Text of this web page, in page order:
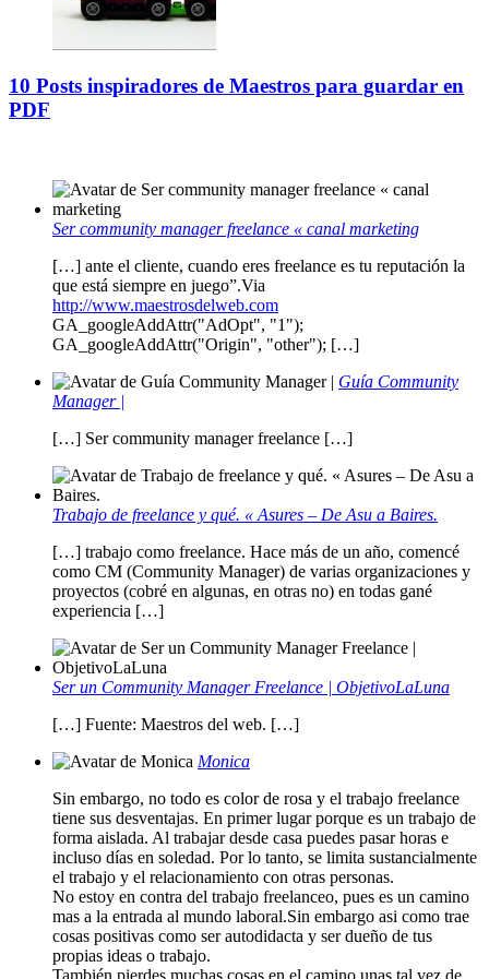
10 Posts inspiradores de Maestros para guardar en
PDF
Ser community manager freelance « canal marketing
[…] ante el cliente, cuando eres freelance es tu reputación la
que está siempre en juego”.Via
http://www.maestrosdelweb.com
GA_googleAddAttr("AdOpt", "1");
GA_googleAddAttr("Origin", "other"); […]
Guía Community
Manager |
[…] Ser community manager freelance […]
Trabajo de freelance y qué. « Asures – De Asu a Baires.
[…] trabajo como freelance. Hace más de un año, comencé
como CM (Community Manager) de varias organizaciones y
proyectos (cobré en algunas, en otras no) en todas gané
experiencia […]
Ser un Community Manager Freelance | ObjetivoLaLuna
[…] Fuente: Maestros del web. […]
Monica
Sin embargo, no todo es color de rosa y el trabajo freelance
tiene sus desventajas. En primer lugar porque es un trabajo de
forma aislada. Al trabajar desde casa puedes pasar horas e
incluso días en soledad. Por lo tanto, se limita sustancialmente
el trabajo y el relacionamiento con otras personas.
No estoy en contra del trabajo freelanceo, pues es un camino
mas a la entrada al mundo laboral.Sin embargo asi como trae
cosas positivas como ser autodidacta y ser dueño de tus
propias ideas o trabajo.